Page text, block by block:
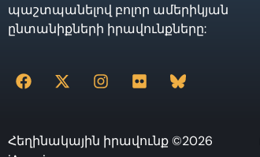
պաշտպանելով բոլոր ամերիկյան
ընտանիքների իրավունքները:
Հեղինակային իրավունք ©2026